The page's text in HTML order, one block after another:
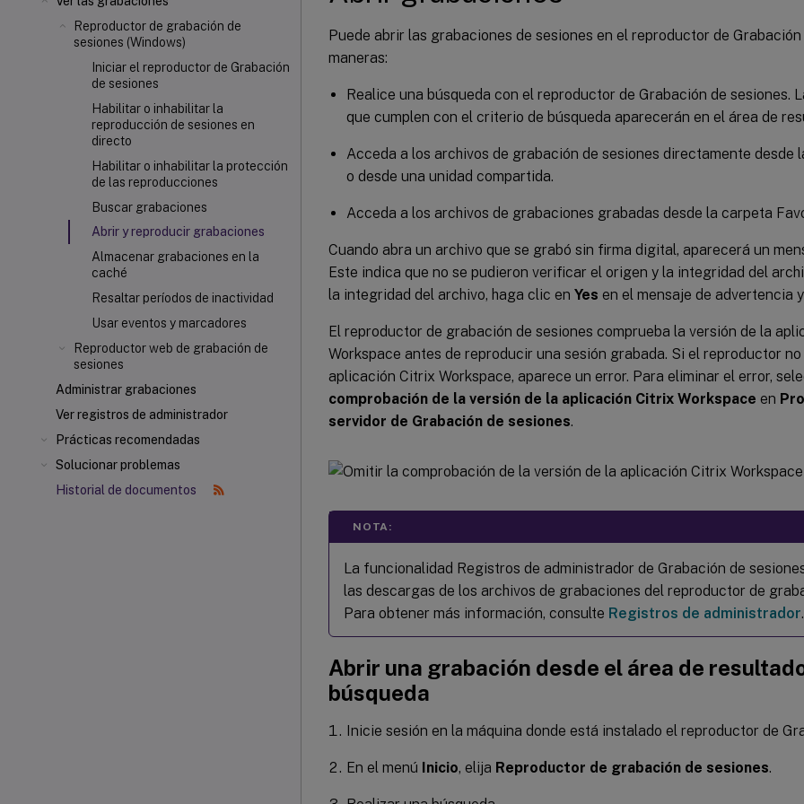
Reproductor de grabación de
sesiones (Windows)
Iniciar el reproductor de Grabación
de sesiones
Habilitar o inhabilitar la
reproducción de sesiones en
directo
Habilitar o inhabilitar la protección
de las reproducciones
Buscar grabaciones
Abrir y reproducir grabaciones
Almacenar grabaciones en la
caché
Resaltar períodos de inactividad
Usar eventos y marcadores
Reproductor web de grabación de
sesiones
Administrar grabaciones
Ver registros de administrador
Prácticas recomendadas
Solucionar problemas
Historial de documentos
Puede abrir las grabaciones de sesiones en el reproductor de
maneras:
Realice una búsqueda con el reproductor de Grabación de sesiones.
que cumplen con el criterio de búsqueda aparecerán en el área de
Acceda a los archivos de grabación de sesiones directamente desde
o desde una unidad compartida.
Acceda a los archivos de grabaciones grabadas desde la carpeta
Cuando abra un archivo que se grabó sin firma digital, aparecerá un
Este indica que no se pudieron verificar el origen y la integridad del
la integridad del archivo, haga clic en Yes en el mensaje de advertencia
El reproductor de grabación de sesiones comprueba la versión de la
Workspace antes de reproducir una sesión grabada. Si el reproductor
aplicación Citrix Workspace, aparece un error. Para eliminar el error,
comprobación de la versión de la aplicación Citrix Workspace en
servidor de Grabación de sesiones.
NOTA:
La funcionalidad Registros de administrador de Grabación de
las descargas de los archivos de grabaciones del reproductor de
Para obtener más información, consulte Registros de administrador.
Abrir una grabación desde el área de
búsqueda
Inicie sesión en la máquina donde está instalado el reproductor de
En el menú Inicio, elija Reproductor de grabación de sesiones.